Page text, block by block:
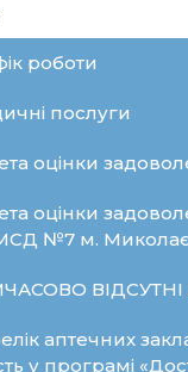
роботи
послуги
оцінки
оцінки
№7 м.
ВІДСУТНІ
аптечних
у програмі